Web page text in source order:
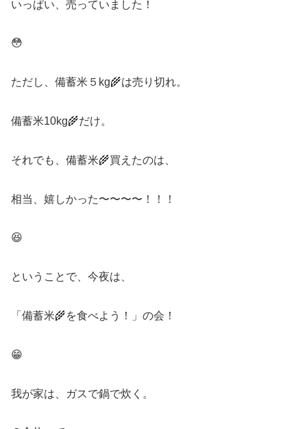
いっぱい、売っていました！
😳
ただし、備蓄米５kg🌾は売り切れ。
備蓄米10kg🌾だけ。
それでも、備蓄米🌾買えたのは、
相当、嬉しかった〜〜〜〜！！！
😆
ということで、今夜は、
「備蓄米🌾を食べよう！」の会！
😁
我が家は、ガスで鍋で炊く。